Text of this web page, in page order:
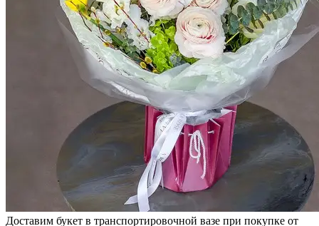
Доставим букет в транспортировочной вазе при покупке от